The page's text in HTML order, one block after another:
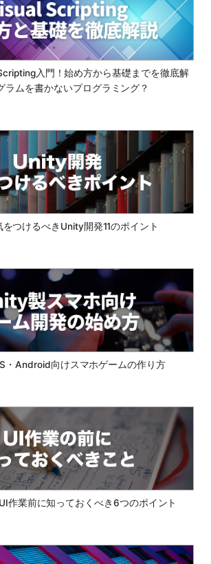
入門！始め方から基礎までを徹底解
ラムを書かないプログラミング？
つけるべきUnity開発11のポイント
・Android向けスマホゲームの作り方
作業前に知っておくべき6つのポイント